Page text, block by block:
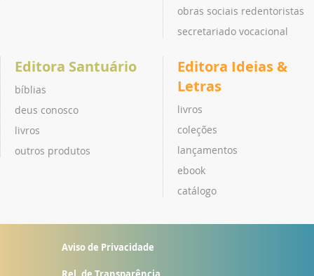
obras sociais redentoristas
secretariado vocacional
Editora Santuário
bíblias
deus conosco
livros
outros produtos
Editora Ideias &
Letras
livros
coleções
lançamentos
ebook
catálogo
Aviso de Privacidade